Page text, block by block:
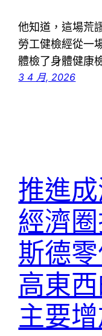
他知道，這場荒
勞工健檢經從一
體檢了身體健康
3 4 月, 2026
推進
經濟圈
斯德
高東
主要